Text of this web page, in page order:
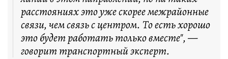
расстояниях это уже скорее межрайонные
связи, чем связь с центром. То есть хорошо
это будет работать только вместе", —
говорит транспортный эксперт.